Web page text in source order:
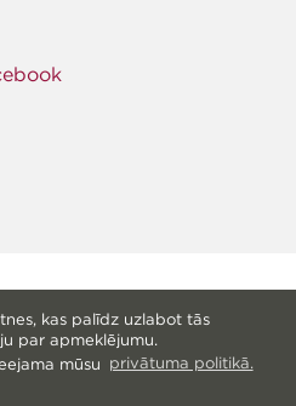
kas palīdz uzlabot tās
par apmeklējumu.
mūsu privātuma politikā.
© Livonia Print Ltd. 2026
— Ekskursija ražošanā—